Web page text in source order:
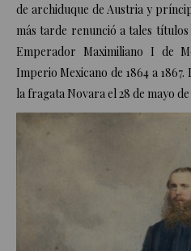
de archiduque de Austria y
más tarde renunció a tales
Emperador Maximiliano I de
Imperio Mexicano de 1864 a
la fragata Novara el 28 de mayo de